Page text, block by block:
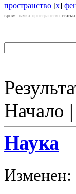
пространство [x]
время наука пространство статьи
Начало
Наука
Изменен: